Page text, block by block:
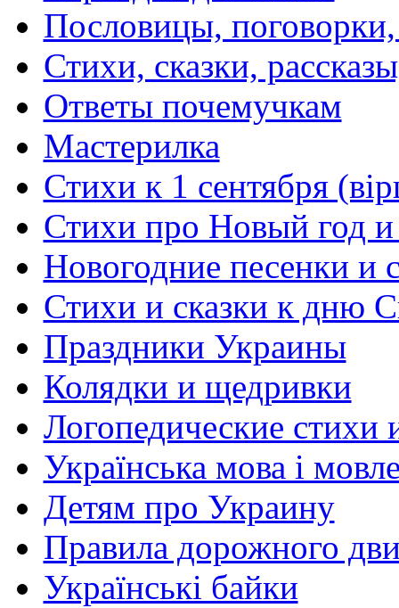
Пословицы,
Стихи, сказки,
Ответы почемучкам
Мастерилка
Стихи к 1 сентября
Стихи про Новый год
Новогодние песенки и
Стихи и сказки к дню
Праздники Украины
Колядки и щедривки
Логопедические стихи
Українська мова і
Детям про Украину
Правила дорожного
Українські байки